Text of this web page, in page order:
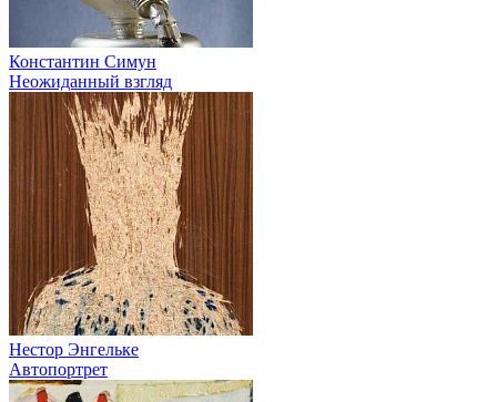
Константин Симун
Неожиданный взгляд
Нестор Энгельке
Автопортрет